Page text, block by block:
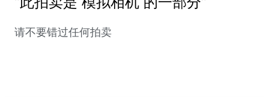
请不要错过任何拍卖